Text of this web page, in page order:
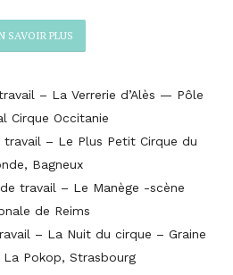
SAVOIR PLUS
– La Verrerie d’Alès — Pôle
Cirque Occitanie
– Le Plus Petit Cirque du
Bagneux
travail – Le Manège -scène
de Reims
– La Nuit du cirque – Graine
La Pokop, Strasbourg